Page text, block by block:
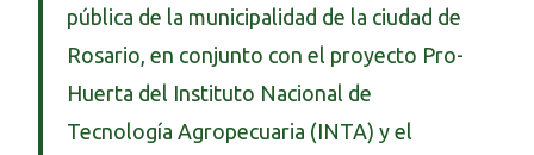
pública de la municipalidad de la ciudad de
Rosario, en conjunto con el proyecto Pro-
Huerta del Instituto Nacional de
Tecnología Agropecuaria (INTA) y el